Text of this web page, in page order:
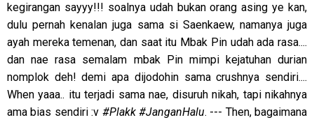
kegirangan sayyy!!! soalnya udah bukan orang asing ye kan,
dulu pernah kenalan juga sama si Saenkaew, namanya juga
ayah mereka temenan, dan saat itu Mbak Pin udah ada rasa....
dan nae rasa semalam mbak Pin mimpi kejatuhan durian
nomplok deh! demi apa dijodohin sama crushnya sendiri....
When yaaa.. itu terjadi sama nae, disuruh nikah, tapi nikahnya
ama bias sendiri :v #Plakk #JanganHalu. --- Then, bagaimana